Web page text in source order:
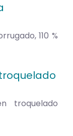
110 %
troquelado